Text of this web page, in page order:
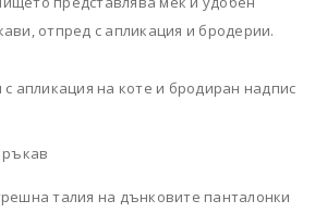
отпред с апликация и бродерии.
апликация на коте и бродиран надпис
талия на дънковите панталонки